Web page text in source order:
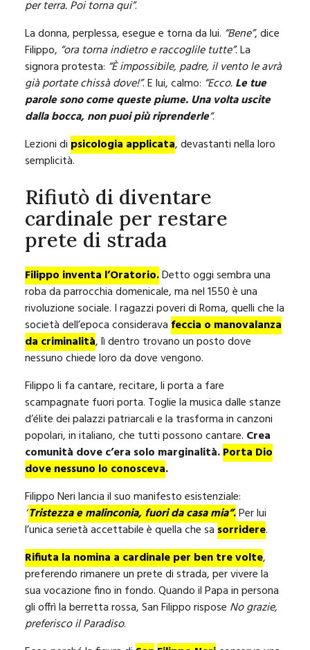
per terra. Poi torna qui”.
La donna, perplessa, esegue e torna da lui. “Bene”, dice
Filippo, “ora torna indietro e raccoglile tutte”. La
signora protesta: “È impossibile, padre, il vento le avrà
già portate chissà dove!”. E lui, calmo: “Ecco.Le tue
parole sono come queste piume. Una volta uscite
dalla bocca, non puoi più riprenderle“.
Lezioni di psicologia applicata, devastanti nella loro
semplicità.
Rifiutò di diventare
cardinale per restare
prete di strada
Filippo inventa l’Oratorio.Detto oggi sembra una
roba da parrocchia domenicale, ma nel 1550 è una
rivoluzione sociale. I ragazzi poveri di Roma, quelli che la
società dell’epoca considerava feccia o manovalanza
da criminalità, lì dentro trovano un posto dove
nessuno chiede loro da dove vengono.
Filippo li fa cantare, recitare, li porta a fare
scampagnate fuori porta. Toglie la musica dalle stanze
d’élite dei palazzi patriarcali e la trasforma in canzoni
popolari, in italiano, che tutti possono cantare. Crea
comunità dove c’era solo marginalità.Porta Dio
dove nessuno lo conosceva.
Filippo Neri lancia il suo manifesto esistenziale:
“Tristezza e malinconia, fuori da casa mia”.Per lui
l’unica serietà accettabile è quella che sa sorridere.
Rifiuta la nomina a cardinale per ben tre volte,
preferendo rimanere un prete di strada, per vivere la
sua vocazione fino in fondo. Quando il Papa in persona
gli offrì la berretta rossa, San Filippo rispose No grazie,
preferisco il Paradiso.